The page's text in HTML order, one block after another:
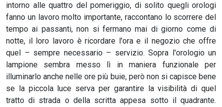
intorno alle quattro del pomeriggio, di solito quegli orologi
fanno un lavoro molto importante, raccontano lo scorrere del
tempo ai passanti, non si fermano mai di giorno come di
notte, il loro lavoro è ricordare l'ora e il negozio che offre
quel – sempre necessario – servizio. Sopra l'orologio un
lampione sembra messo lì in maniera funzionale per
illuminarlo anche nelle ore più buie, però non si capisce bene
se la piccola luce serva per garantire la visibilità di quel
tratto di strada o della scritta appesa sotto il quadrante.